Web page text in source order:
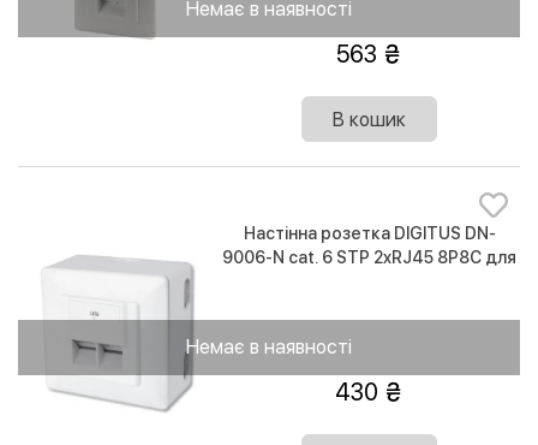
Немає в наявності
563
В кошик
Немає в наявності
Настінна розетка DIGITUS DN-
9006-N cat. 6 STP 2xRJ45 8P8C для
430